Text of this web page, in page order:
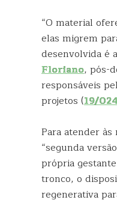
“O material
elas migrem
desenvolvida é
Floriano, pós-
responsáveis
projetos (19/
Para atender
“segunda
própria
tronco, o
regenerativa